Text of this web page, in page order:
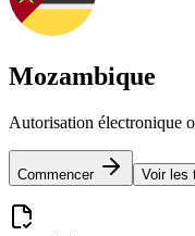
Mozambique
Autorisation électronique
Commencer Voir les